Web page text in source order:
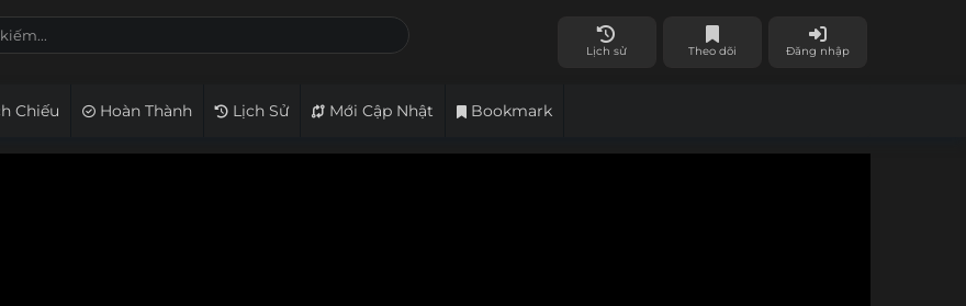
Lịch sử Theo dõi Đăng nhập
Chiếu Hoàn Thành Lịch Sử Mới Cập Nhật Bookmark